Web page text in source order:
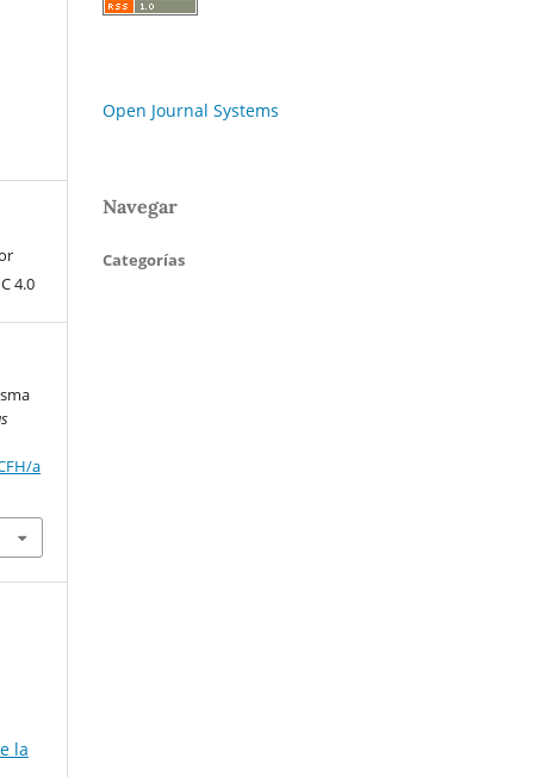
4.0
a
la
Open Journal Systems
Navegar
Categorías